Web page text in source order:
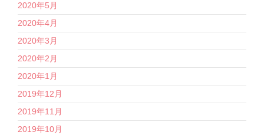
2020年5月
2020年4月
2020年3月
2020年2月
2020年1月
2019年12月
2019年11月
2019年10月